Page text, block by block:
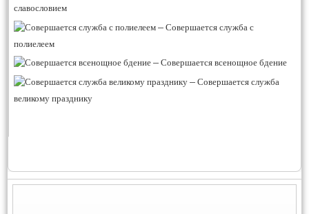
славословием
–Совершается служба с
полиелеем
–Совершается всенощное бдение
–Совершается служба
великому празднику